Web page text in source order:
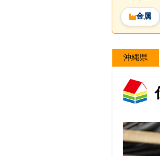
金属
沖縄県